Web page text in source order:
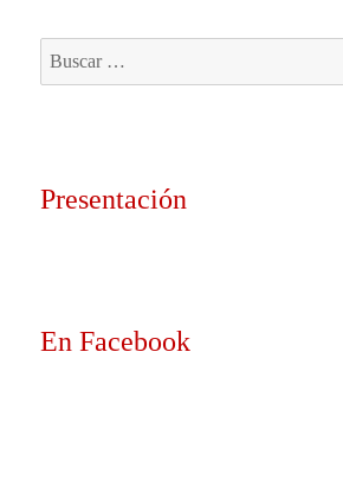
Buscar
por:
Presentación
En Facebook